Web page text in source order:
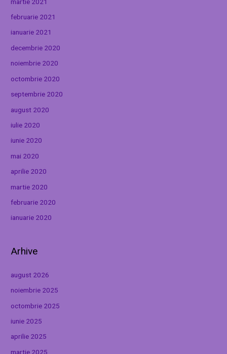
februarie 2021
ianuarie 2021
decembrie 2020
noiembrie 2020
octombrie 2020
septembrie 2020
august 2020
iulie 2020
iunie 2020
mai 2020
aprilie 2020
martie 2020
februarie 2020
ianuarie 2020
Arhive
august 2026
noiembrie 2025
octombrie 2025
iunie 2025
aprilie 2025
martie 2025